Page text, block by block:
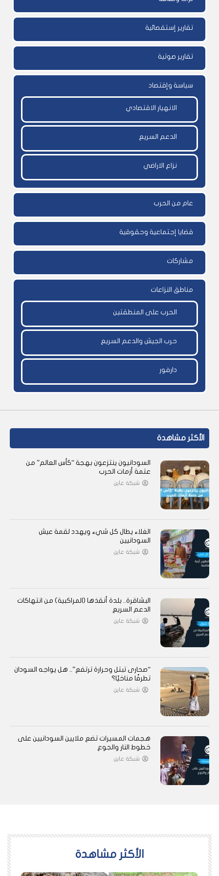
تقارير إستقصائية
تقارير صوتية
سياسة وإقتصاد
الانهيار الاقتصادي
الدعم السريع
نزاع الاراضي
عام من الحرب
قضايا إجتماعية وحقوقية
مشاركات
مناطق النزاعات
الحرب على المنطقتين
حرب الجيش والدعم السريع
دارفور
الأكثر مشاهدة
السودانيون ينتزعون بهجة “كأس العالم” من
عتمة أزمات الحرب
شبكة عاين
الغلاء يطال كل شيء ويهدد لقمة عيش
السودانيين
شبكة عاين
البشاقرة.. بلدة أنقذها (المراكبية) من انتهاكات
الدعم السريع
شبكة عاين
“صحارى تبتل وحرارة ترتفع”.. هل يواجه السودان
تطرفًا مناخيًا؟
شبكة عاين
هجمات المسيرات تضع ملايين السودانيين على
خطوط النار والجوع
شبكة عاين
اﻷكثر مشاهدة